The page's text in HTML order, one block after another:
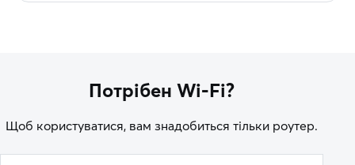
Потрібен Wi-Fi?
Щоб користуватися, вам знадобиться тільки роутер.